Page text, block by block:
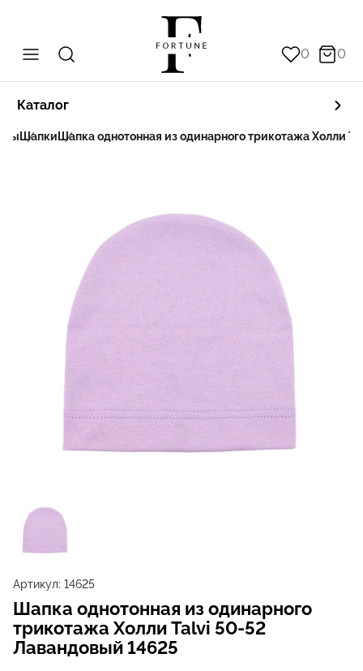
0 0
Каталог
Шапки Шапка однотонная из одинарного трикотажа Холли
Артикул: 14625
Шапка однотонная из одинарного
трикотажа Холли Talvi 50-52
Лавандовый 14625